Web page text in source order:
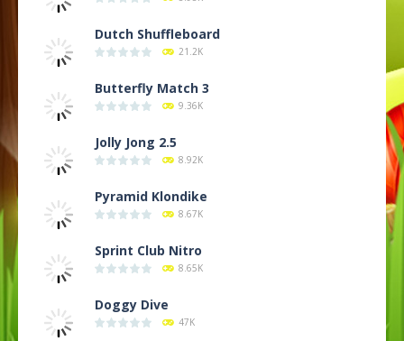
Dutch Shuffleboard
21.2K
Butterfly Match 3
9.36K
Jolly Jong 2.5
8.92K
Pyramid Klondike
8.67K
Sprint Club Nitro
8.65K
Doggy Dive
47K